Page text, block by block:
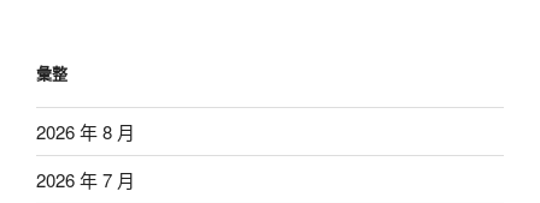
彙整
2026 年 8 月
2026 年 7 月